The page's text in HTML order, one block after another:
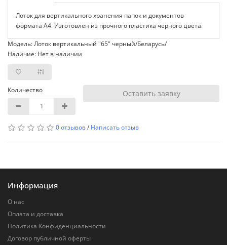
Лоток для вертикального хранения папок и документов
формата А4. Изготовлен из прочного пластика черного цвета.
Модель: Лоток вертикальный "65" черный/Беларусь/
Наличие: Нет в наличии
Количество Оставить заявку
0 отзывов/ Написать отзыв
Информация
О нас
Оплата и доставка
Политика Конфиденциальности
Договор публичной оферты